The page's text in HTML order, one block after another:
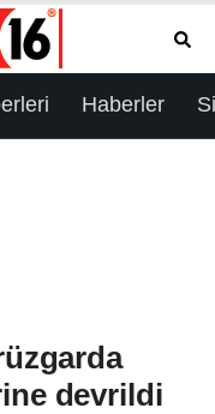
Haberler
devrildi